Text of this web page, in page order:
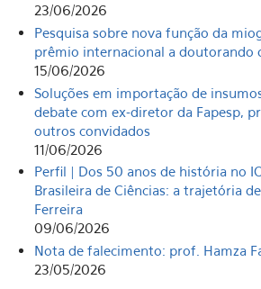
23/06/2026
Pesquisa sobre nova função da
prêmio internacional a doutorando
15/06/2026
Soluções em importação de
debate com ex-diretor da Fapesp,
outros convidados
11/06/2026
Perfil | Dos 50 anos de história no
Brasileira de Ciências: a trajetória
Ferreira
09/06/2026
Nota de falecimento: prof. Hamza
23/05/2026